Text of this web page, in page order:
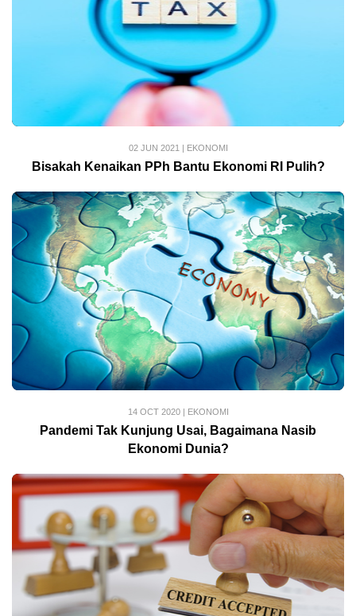
02 JUN 2021 | EKONOMI
Bisakah Kenaikan PPh Bantu Ekonomi RI Pulih?
14 OCT 2020| EKONOMI
Pandemi Tak Kunjung Usai, Bagaimana Nasib
Ekonomi Dunia?